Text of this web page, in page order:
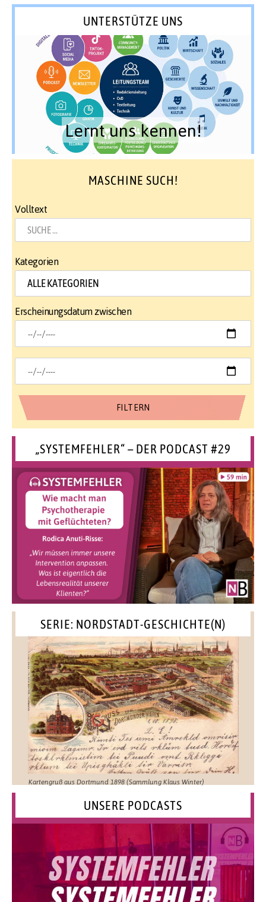
UNTERSTÜTZE UNS
Lernt uns kennen!
MASCHINE SUCH!
Volltext
Kategorien
Erscheinungsdatum zwischen
„SYSTEMFEHLER“ – DER PODCAST #29
SERIE: NORDSTADT-GESCHICHTE(N)
Kartengruß aus Dortmund 1898 (Sammlung Klaus Winter)
UNSERE PODCASTS